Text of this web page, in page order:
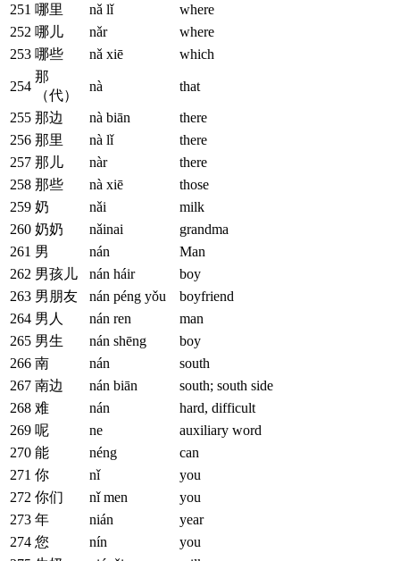
251 哪里 nǎ lǐ
where
252 哪儿 nǎr
where
253 哪些 nǎ xiē which
254
那
（代）
nà that
255 那边 nà biān
there
256 那里 nà lǐ
there
257 那儿 nàr
there
258 那些 nà xiē
those
259 奶 nǎi
milk
260 奶奶 nǎinai
grandma
261 男 nán
Man
262 男孩儿 nán háir
boy
263 男朋友 nán péng yǒu
boyfriend
264 男人 nán ren
man
265 男生 nán shēng
boy
266 南 nán
south
267 南边 nán biān
south; south side
268 难 nán
hard, difficult
269 呢 ne
auxiliary word
270 能 néng
can
271 你 nǐ
you
272 你们 nǐ men
you
273 年 nián
year
274 您 nín
you